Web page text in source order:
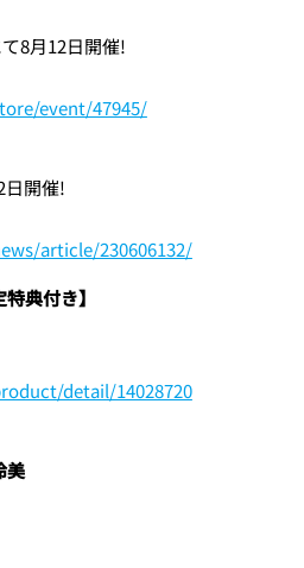
8月12日開催!
event/47945/
日開催!
article/230606132/
典付き】
detail/14028720
美